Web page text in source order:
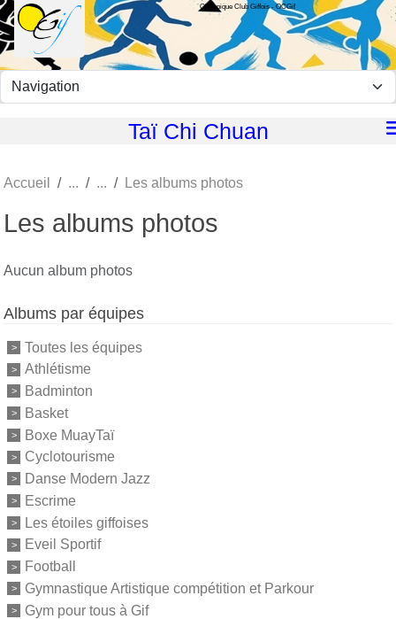
Olympique Club Giffois - OCGif
Taï Chi Chuan
Accueil Les albums photos
Les albums photos
Aucun album photos
Albums par équipes
Toutes les équipes
Athlétisme
Badminton
Basket
Boxe MuayTaï
Cyclotourisme
Danse Modern Jazz
Escrime
Les étoiles giffoises
Eveil Sportif
Football
Gymnastique Artistique compétition et Parkour
Gym pour tous à Gif
Panneau de gestion des cookies